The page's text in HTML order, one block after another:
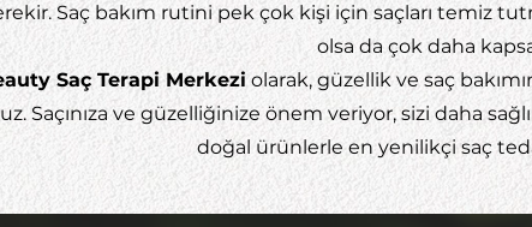
Saç bakım rutini pek çok kişi için saçları temiz
olsa da çok daha
Saç Terapi Merkezi olarak, güzellik ve saç
Saçınıza ve güzelliğinize önem veriyor, sizi daha
doğal ürünlerle en yenilikçi saç